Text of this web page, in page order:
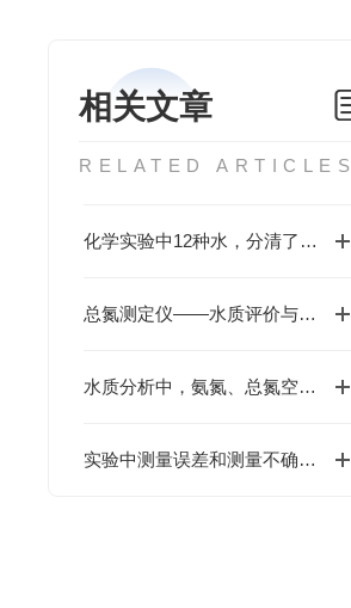
相关文章
RELATED ARTICLES
化学实验中12种水，分清了么？
总氮测定仪——水质评价与污染控制的重要工具
水质分析中，氨氮、总氮空白值偏高的原因？
实验中测量误差和测量不确定度的区别